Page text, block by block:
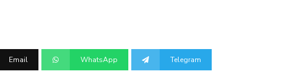
Email WhatsApp Telegram